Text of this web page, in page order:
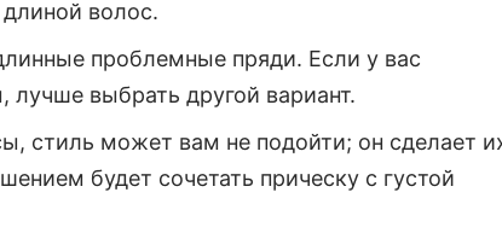
волос.
проблемные пряди. Если у вас
выбрать другой вариант.
стиль может вам не подойти; он сделает
будет сочетать прическу с густой